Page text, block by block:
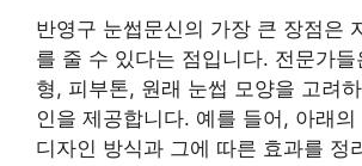
반영구 눈썹문신의 가장 큰 장점은
를 줄 수 있다는 점입니다. 전문가
형, 피부톤, 원래 눈썹 모양을 고려
인을 제공합니다. 예를 들어, 아래의
디자인 방식과 그에 따른 효과를 정